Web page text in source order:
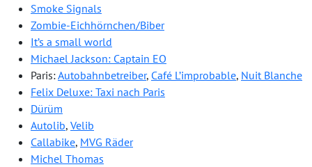
Smoke Signals
Zombie-Eichhörnchen/Biber
It’s a small world
Michael Jackson: Captain EO
Paris:Autobahnbetreiber, Café L’improbable, Nuit Blanche
Felix Deluxe: Taxi nach Paris
Dürüm
Autolib, Velib
Callabike, MVG Räder
Michel Thomas